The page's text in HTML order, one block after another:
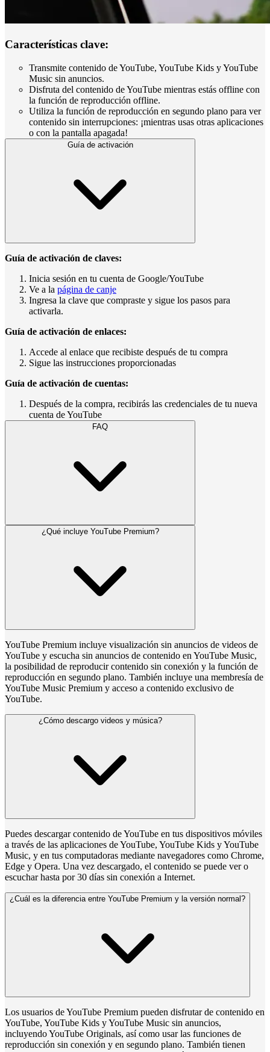
Características clave:
Transmite contenido de YouTube, YouTube Kids y YouTube
Music sin anuncios.
Disfruta del contenido de YouTube mientras estás offline con
la función de reproducción offline.
Utiliza la función de reproducción en segundo plano para ver
contenido sin interrupciones: ¡mientras usas otras aplicaciones
o con la pantalla apagada!
Guía de activación
Guía de activación de claves:
Inicia sesión en tu cuenta de Google/YouTube
Ve a la página de canje
Ingresa la clave que compraste y sigue los pasos para
activarla.
Guía de activación de enlaces:
Accede al enlace que recibiste después de tu compra
Sigue las instrucciones proporcionadas
Guía de activación de cuentas:
Después de la compra, recibirás las credenciales de tu nueva
cuenta de YouTube
FAQ
¿Qué incluye YouTube Premium?
YouTube Premium incluye visualización sin anuncios de videos de
YouTube y escucha sin anuncios de contenido en YouTube Music,
la posibilidad de reproducir contenido sin conexión y la función de
reproducción en segundo plano. También incluye una membresía de
YouTube Music Premium y acceso a contenido exclusivo de
YouTube.
¿Cómo descargo videos y música?
Puedes descargar contenido de YouTube en tus dispositivos móviles
a través de las aplicaciones de YouTube, YouTube Kids y YouTube
Music, y en tus computadoras mediante navegadores como Chrome,
Edge y Opera. Una vez descargado, el contenido se puede ver o
escuchar hasta por 30 días sin conexión a Internet.
¿Cuál es la diferencia entre YouTube Premium y la versión normal?
Los usuarios de YouTube Premium pueden disfrutar de contenido en
YouTube, YouTube Kids y YouTube Music sin anuncios,
incluyendo YouTube Originals, así como usar las funciones de
reproducción sin conexión y en segundo plano. También tienen